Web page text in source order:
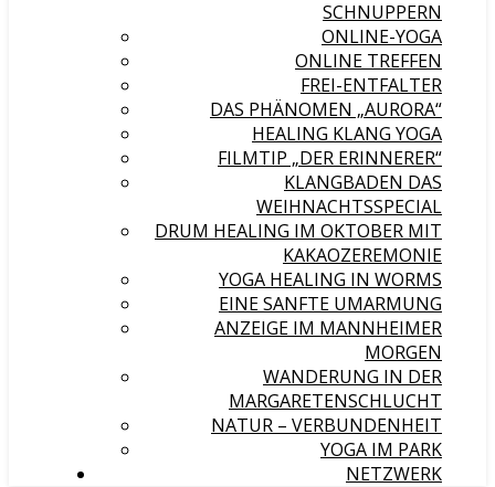
SCHNUPPERN
ONLINE-YOGA
ONLINE TREFFEN
FREI-ENTFALTER
DAS PHÄNOMEN „AURORA“
HEALING KLANG YOGA
FILMTIP „DER ERINNERER“
KLANGBADEN DAS
WEIHNACHTSSPECIAL
DRUM HEALING IM OKTOBER MIT
KAKAOZEREMONIE
YOGA HEALING IN WORMS
EINE SANFTE UMARMUNG
ANZEIGE IM MANNHEIMER
MORGEN
WANDERUNG IN DER
MARGARETENSCHLUCHT
NATUR – VERBUNDENHEIT
YOGA IM PARK
NETZWERK